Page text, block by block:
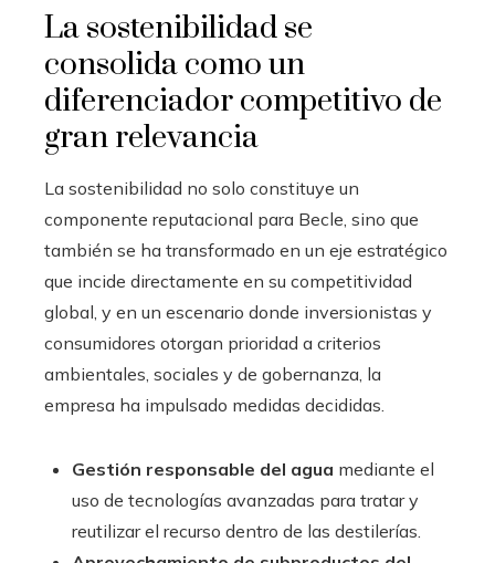
La sostenibilidad se
consolida como un
diferenciador competitivo de
gran relevancia
La sostenibilidad no solo constituye un
componente reputacional para Becle, sino que
también se ha transformado en un eje estratégico
que incide directamente en su competitividad
global, y en un escenario donde inversionistas y
consumidores otorgan prioridad a criterios
ambientales, sociales y de gobernanza, la
empresa ha impulsado medidas decididas.
Gestión responsable del agua mediante el
uso de tecnologías avanzadas para tratar y
reutilizar el recurso dentro de las destilerías.